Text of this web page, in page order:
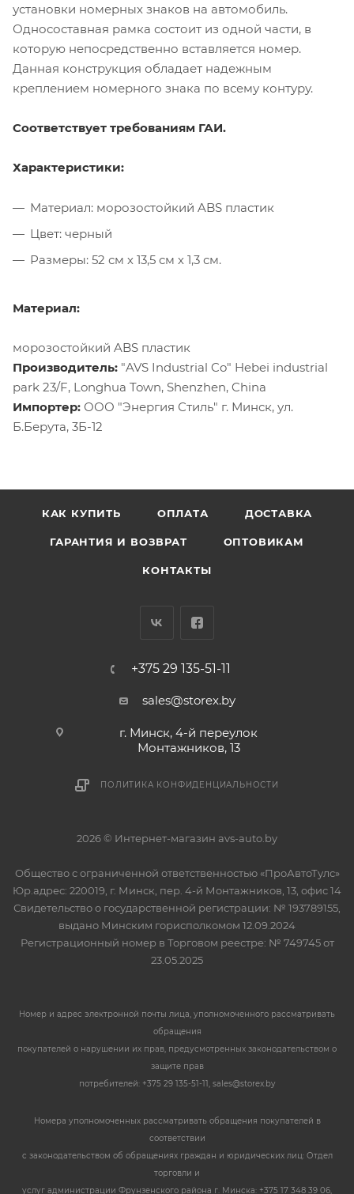
установки номерных знаков на автомобиль.
Односоставная рамка состоит из одной части, в
которую непосредственно вставляется номер.
Данная конструкция обладает надежным
креплением номерного знака по всему контуру.
Соответствует требованиям ГАИ.
Характеристики:
Материал: морозостойкий ABS пластик
Цвет: черный
Размеры: 52 см х 13,5 см х 1,3 см.
Материал:
морозостойкий ABS пластик
Производитель: "AVS Industrial Co" Hebei industrial
park 23/F, Longhua Town, Shenzhen, China
Импортер: ООО "Энергия Стиль" г. Минск, ул.
Б.Берута, 3Б-12
КАК КУПИТЬ ОПЛАТА ДОСТАВКА
ГАРАНТИЯ И ВОЗВРАТ ОПТОВИКАМ
КОНТАКТЫ
+375 29 135-51-11
sales@storex.by
г. Минск, 4-й переулок
Монтажников, 13
ПОЛИТИКА КОНФИДЕНЦИАЛЬНОСТИ
2026 © Интернет-магазин avs-auto.by
Общество с ограниченной ответственностью «ПроАвтоТулс»
Юр.адрес: 220019, г. Минск, пер. 4-й Монтажников, 13, офис 14
Свидетельство о государственной регистрации: № 193789155,
выдано Минским горисполкомом 12.09.2024
Регистрационный номер в Торговом реестре: № 749745 от
23.05.2025
Номер и адрес электронной почты лица, уполномоченного рассматривать
обращения
покупателей о нарушении их прав, предусмотренных законодательством о
защите прав
потребителей: +375 29 135-51-11, sales@storex.by
Номера уполномоченных рассматривать обращения покупателей в
соответствии
с законодательством об обращениях граждан и юридических лиц: Отдел
торговли и
услуг администрации Фрунзенского района г. Минска: +375 17 348 39 06,